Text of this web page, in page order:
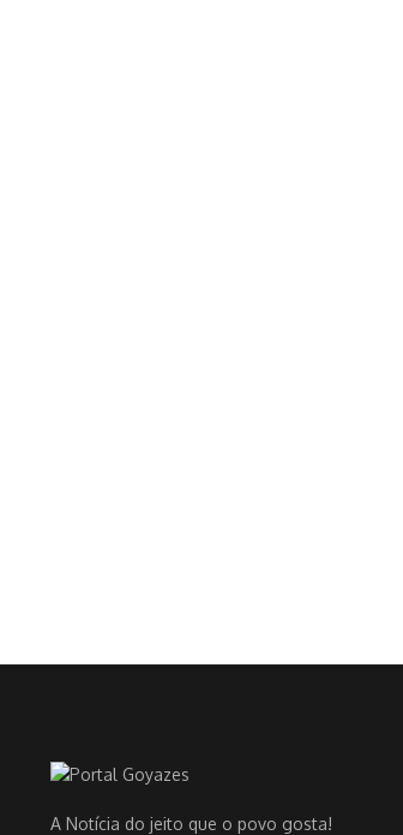
A Notícia do jeito que o povo gosta!